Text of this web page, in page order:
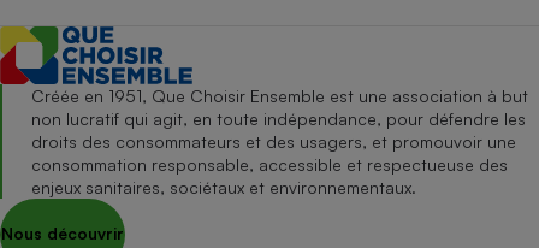
Créée en 1951, Que Choisir Ensemble est une association à but
non lucratif qui agit, en toute indépendance, pour défendre les
droits des consommateurs et des usagers, et promouvoir une
consommation responsable, accessible et respectueuse des
enjeux sanitaires, sociétaux et environnementaux.
Nous découvrir